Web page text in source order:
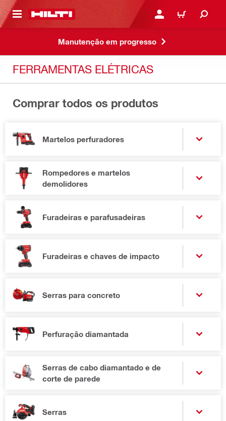
PRINCIPAL ENTRAR OU CADASTRAR
CARRINHO
Manutenção em progresso
FERRAMENTAS ELÉTRICAS
Comprar todos os produtos
Martelos perfuradores
Rompedores e martelos
demolidores
Furadeiras e parafusadeiras
Furadeiras e chaves de impacto
Serras para concreto
Perfuração diamantada
Serras de cabo diamantado e de
corte de parede
Serras